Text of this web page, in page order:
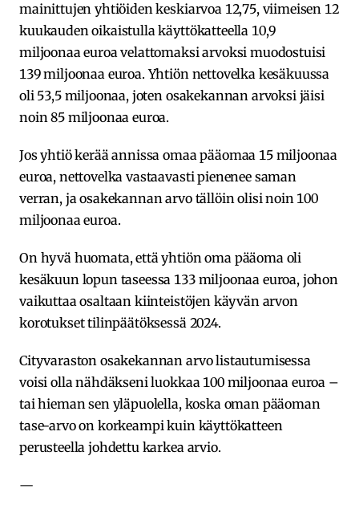
mainittujen yhtiöiden keskiarvoa 12,75, viimeisen 12
kuukauden oikaistulla käyttökatteella 10,9
miljoonaa euroa velattomaksi arvoksi muodostuisi
139 miljoonaa euroa. Yhtiön nettovelka kesäkuussa
oli 53,5 miljoonaa, joten osakekannan arvoksi jäisi
noin 85 miljoonaa euroa.
Jos yhtiö kerää annissa omaa pääomaa 15 miljoonaa
euroa, nettovelka vastaavasti pienenee saman
verran, ja osakekannan arvo tällöin olisi noin 100
miljoonaa euroa.
On hyvä huomata, että yhtiön oma pääoma oli
kesäkuun lopun taseessa 133 miljoonaa euroa, johon
vaikuttaa osaltaan kiinteistöjen käyvän arvon
korotukset tilinpäätöksessä 2024.
Cityvaraston osakekannan arvo listautumisessa
voisi olla nähdäkseni luokkaa 100 miljoonaa euroa –
tai hieman sen yläpuolella, koska oman pääoman
tase-arvo on korkeampi kuin käyttökatteen
perusteella johdettu karkea arvio.
—